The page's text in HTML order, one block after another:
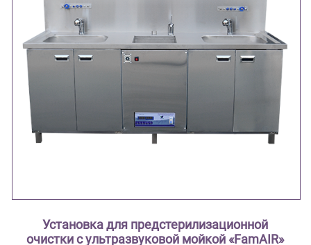
Установка для предстерилизационной
очистки с ультразвуковой мойкой «FamAIR»